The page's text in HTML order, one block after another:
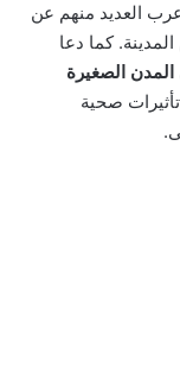
العديد منهم عن
كما دعا
المدن الصغيرة
صحية